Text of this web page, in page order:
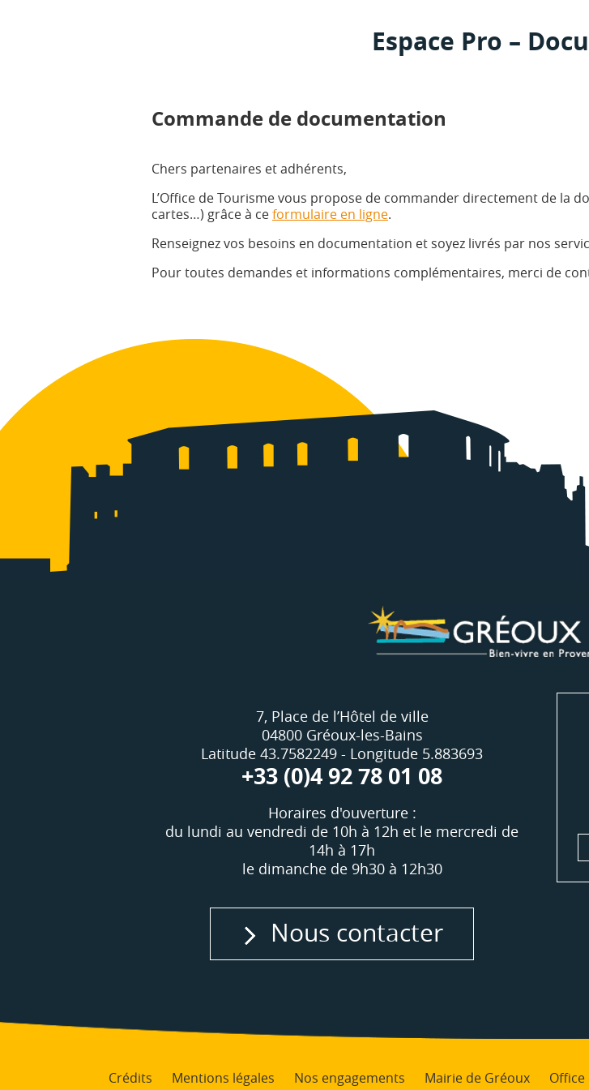
Espace Pro –
Commande de documentation
Chers partenaires et adhérents,
L’Office de Tourisme vous propose de commander directement de la
cartes…) grâce à ceformulaire en ligne.
Renseignez vos besoins en documentation et soyez livrés par nos
Pour toutes demandes et informations complémentaires, merci de
7, Place de l’Hôtel de ville
04800 Gréoux-les-Bains
Latitude 43.7582249 - Longitude 5.883693
+33 (0)4 92 78 01 08
Horaires d'ouverture :
du lundi au vendredi de 10h à 12h et le mercredi de
14h à 17h
le dimanche de 9h30 à 12h30
Nous contacter
e-
Crédits Mentions légales Nos engagements Mairie de Gréoux Office